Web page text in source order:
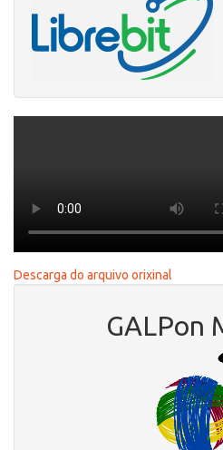
Descarga do arquivo orixinal
GALPon